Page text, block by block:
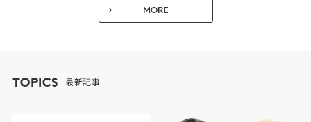
MORE
TOPICS 最新記事